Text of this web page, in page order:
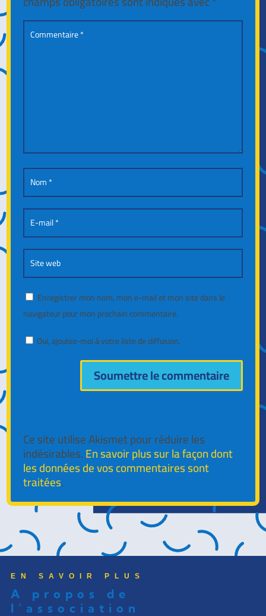
Enregistrer mon nom, mon e-mail et mon site dans le
navigateur pour mon prochain commentaire.
Oui, ajoutez-moi à votre liste de diffusion.
Soumettre le commentaire
Ce site utilise Akismet pour réduire les
indésirables.En savoir plus sur la façon dont
les données de vos commentaires sont
traitées.
EN SAVOIR PLUS
A propos de
l’association